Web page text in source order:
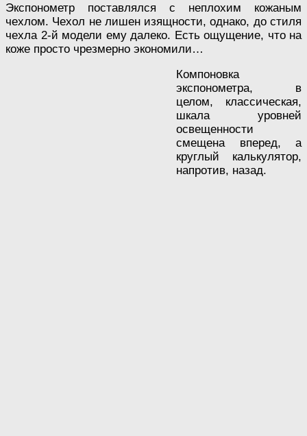
Экспонометр поставлялся с неплохим кожаным
чехлом. Чехол не лишен изящности, однако, до стиля
чехла 2-й модели ему далеко. Есть ощущение, что на
коже просто чрезмерно экономили…
Компоновка
экспонометра, в
целом, классическая,
шкала уровней
освещенности
смещена вперед, а
круглый калькулятор,
напротив, назад.